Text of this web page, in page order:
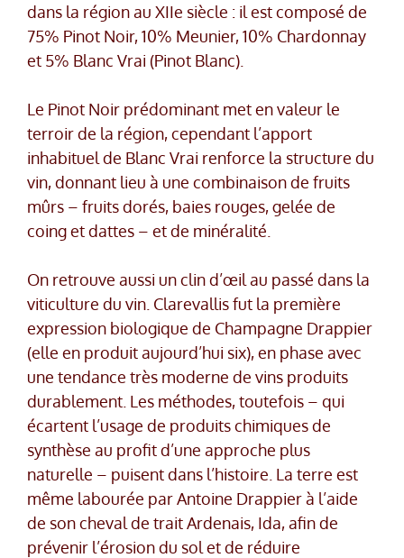
dans la région au XIIe siècle : il est composé de
75% Pinot Noir, 10% Meunier, 10% Chardonnay
et 5% Blanc Vrai (Pinot Blanc).
Le Pinot Noir prédominant met en valeur le
terroir de la région, cependant l’apport
inhabituel de Blanc Vrai renforce la structure du
vin, donnant lieu à une combinaison de fruits
mûrs – fruits dorés, baies rouges, gelée de
coing et dattes – et de minéralité.
On retrouve aussi un clin d’œil au passé dans la
viticulture du vin. Clarevallis fut la première
expression biologique de Champagne Drappier
(elle en produit aujourd’hui six), en phase avec
une tendance très moderne de vins produits
durablement. Les méthodes, toutefois – qui
écartent l’usage de produits chimiques de
synthèse au profit d’une approche plus
naturelle – puisent dans l’histoire. La terre est
même labourée par Antoine Drappier à l’aide
de son cheval de trait Ardenais, Ida, afin de
prévenir l’érosion du sol et de réduire